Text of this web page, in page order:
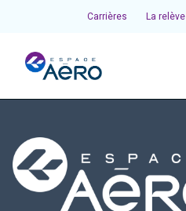
Carrières La relève
Pôles et chantiers